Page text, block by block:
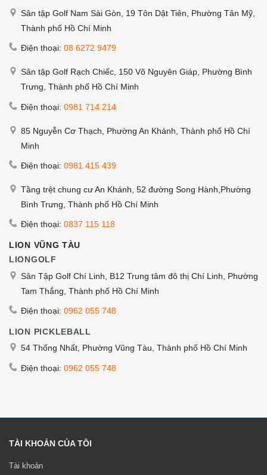
Sân tập Golf Nam Sài Gòn, 19 Tôn Dật Tiên, Phường Tân Mỹ,
Thành phố Hồ Chí Minh
Điện thoại: 08 6272 9479
Sân tập Golf Rạch Chiếc, 150 Võ Nguyên Giáp, Phường Bình
Trưng, Thành phố Hồ Chí Minh
Điện thoại: 0981 714 214
85 Nguyễn Cơ Thạch, Phường An Khánh, Thành phố Hồ Chí
Minh
Điện thoại: 0981 415 439
Tầng trệt chung cư An Khánh, 52 đường Song Hành,Phường
Bình Trưng, Thành phố Hồ Chí Minh
Điện thoại: 0837 115 118
LION VŨNG TÀU
LIONGOLF
Sân Tập Golf Chí Linh, B12 Trung tâm đô thị Chí Linh, Phường
Tam Thắng, Thành phố Hồ Chí Minh
Điện thoại: 0962 055 748
LION PICKLEBALL
54 Thống Nhất, Phường Vũng Tàu, Thành phố Hồ Chí Minh
Điện thoại: 0962 055 748
TÀI KHOẢN CỦA TÔI
Tài khoản